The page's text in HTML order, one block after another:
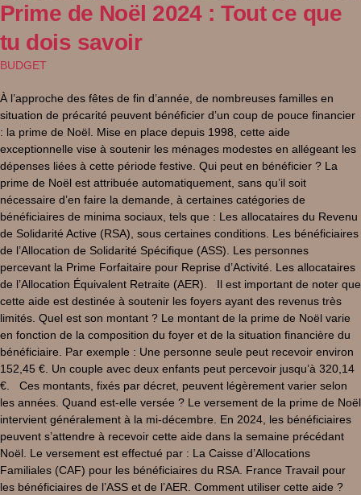
Prime de Noël 2024 : Tout ce que
tu dois savoir
BUDGET
À l’approche des fêtes de fin d’année, de nombreuses familles en
situation de précarité peuvent bénéficier d’un coup de pouce financier
: la prime de Noël. Mise en place depuis 1998, cette aide
exceptionnelle vise à soutenir les ménages modestes en allégeant les
dépenses liées à cette période festive. Qui peut en bénéficier ? La
prime de Noël est attribuée automatiquement, sans qu’il soit
nécessaire d’en faire la demande, à certaines catégories de
bénéficiaires de minima sociaux, tels que : Les allocataires du Revenu
de Solidarité Active (RSA), sous certaines conditions. Les bénéficiaires
de l’Allocation de Solidarité Spécifique (ASS). Les personnes
percevant la Prime Forfaitaire pour Reprise d’Activité. Les allocataires
de l’Allocation Équivalent Retraite (AER). Il est important de noter que
cette aide est destinée à soutenir les foyers ayant des revenus très
limités. Quel est son montant ? Le montant de la prime de Noël varie
en fonction de la composition du foyer et de la situation financière du
bénéficiaire. Par exemple : Une personne seule peut recevoir environ
152,45 €. Un couple avec deux enfants peut percevoir jusqu’à 320,14
€. Ces montants, fixés par décret, peuvent légèrement varier selon
les années. Quand est-elle versée ? Le versement de la prime de Noël
intervient généralement à la mi-décembre. En 2024, les bénéficiaires
peuvent s’attendre à recevoir cette aide dans la semaine précédant
Noël. Le versement est effectué par : La Caisse d’Allocations
Familiales (CAF) pour les bénéficiaires du RSA. France Travail pour
les bénéficiaires de l’ASS et de l’AER. Comment utiliser cette aide ?